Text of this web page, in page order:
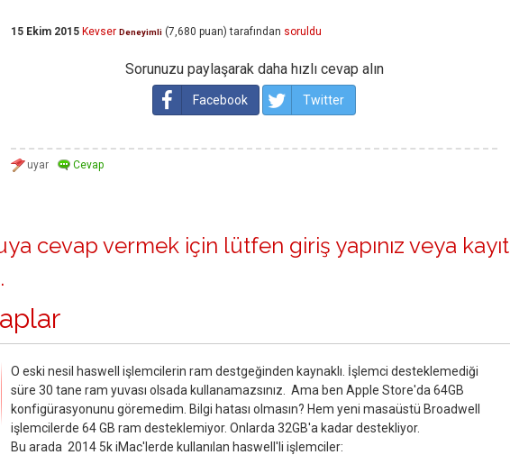
15 Ekim 2015 Kevser Deneyimli (7,680 puan) tarafından soruldu
Sorunuzu paylaşarak daha hızlı cevap alın
Facebook Twitter
cevap vermek için lütfen giriş yapınız veya kayıt
.
O eski nesil haswell işlemcilerin ram destgeğinden kaynaklı. İşlemci desteklemediği
süre 30 tane ram yuvası olsada kullanamazsınız. Ama ben Apple Store'da 64GB
konfigürasyonunu göremedim. Bilgi hatası olmasın? Hem yeni masaüstü Broadwell
işlemcilerde 64 GB ram desteklemiyor. Onlarda 32GB'a kadar destekliyor.
Bu arada 2014 5k iMac'lerde kullanılan haswell'li işlemciler: